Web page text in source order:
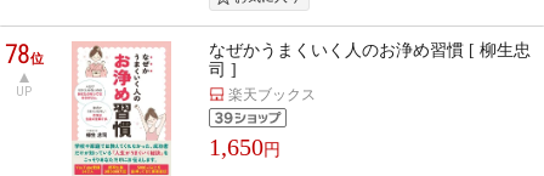
78位
UP
なぜかうまくいく人のお浄め習慣 [ 柳生忠
司 ]
楽天ブックス
1,650円